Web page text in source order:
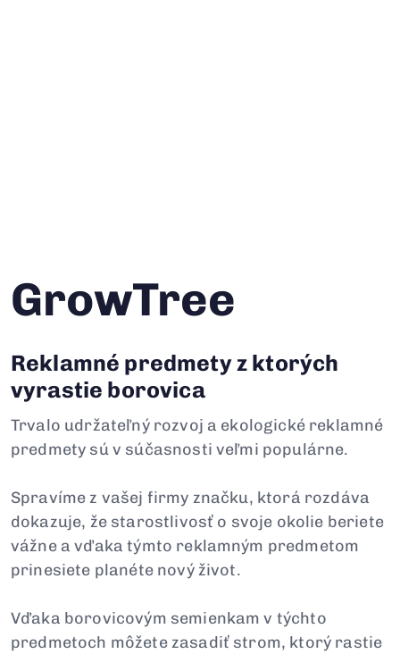
GrowTree
Reklamné predmety z ktorých
vyrastie borovica
Trvalo udržateľný rozvoj a ekologické reklamné
predmety sú v súčasnosti veľmi populárne.
Spravíme z vašej firmy značku, ktorá rozdáva
dokazuje, že starostlivosť o svoje okolie beriete
vážne a vďaka týmto reklamným predmetom
prinesiete planéte nový život.
Vďaka borovicovým semienkam v týchto
predmetoch môžete zasadiť strom, ktorý rastie